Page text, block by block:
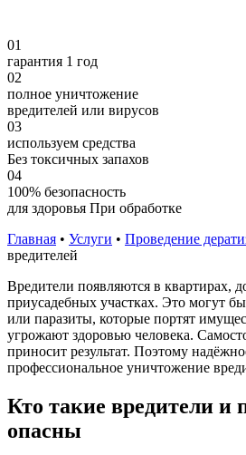
01
гарантия 1 год
02
полное уничтожение
вредителей или вирусов
03
используем средства
Без токсичных запахов
04
100% безопасность
для здоровья При обработке
Главная • Услуги • Проведение
вредителей
Вредители появляются в квартирах,
приусадебных участках. Это могут
или паразиты, которые портят
угрожают здоровью человека.
приносит результат. Поэтому
профессиональное уничтожение
Кто такие вредители и
опасны